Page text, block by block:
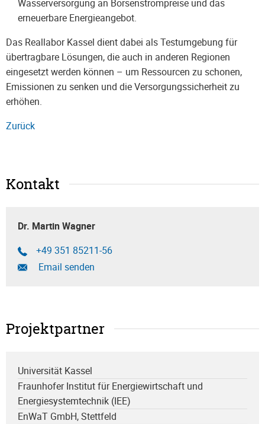
Wasserversorgung an Börsenstrompreise und das
erneuerbare Energieangebot.
Das Reallabor Kassel dient dabei als Testumgebung für
übertragbare Lösungen, die auch in anderen Regionen
eingesetzt werden können – um Ressourcen zu schonen,
Emissionen zu senken und die Versorgungssicherheit zu
erhöhen.
Zurück
Kontakt
Dr. Martin Wagner
+49 351 85211-56
Email senden
Projektpartner
Universität Kassel
Fraunhofer Institut für Energiewirtschaft und
Energiesystemtechnik (IEE)
EnWaT GmbH, Stettfeld